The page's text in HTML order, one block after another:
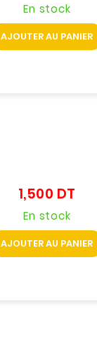
En stock
AJOUTER AU PANIER
1,500 DT
En stock
AJOUTER AU PANIER